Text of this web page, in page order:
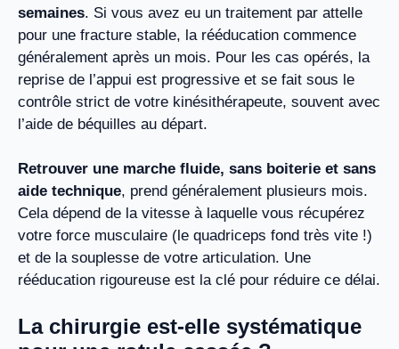
semaines. Si vous avez eu un traitement par attelle
pour une fracture stable, la rééducation commence
généralement après un mois. Pour les cas opérés, la
reprise de l’appui est progressive et se fait sous le
contrôle strict de votre kinésithérapeute, souvent avec
l’aide de béquilles au départ.
Retrouver une marche fluide, sans boiterie et sans
aide technique, prend généralement plusieurs mois.
Cela dépend de la vitesse à laquelle vous récupérez
votre force musculaire (le quadriceps fond très vite !)
et de la souplesse de votre articulation. Une
rééducation rigoureuse est la clé pour réduire ce délai.
La chirurgie est-elle systématique